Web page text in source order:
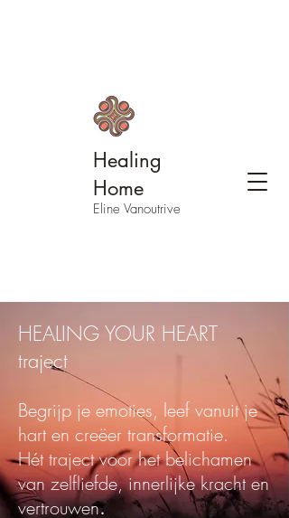
Healing
Home
Eline Vanoutrive
HEALING YOUR HEART
traject
Begrijp je emoties, leef vanuit je
hart en creëer transformatie.
Hét traject voor het belichamen
vanzelfliefde,innerlijke krachten
vertrouwen.